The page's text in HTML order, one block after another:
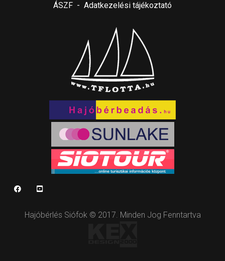
ÁSZF - Adatkezelési tájékoztató
Hajóbérlés Siófok © 2017. Minden Jog Fenntartva